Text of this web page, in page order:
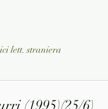
lett. straniera
(1995)(25/6)